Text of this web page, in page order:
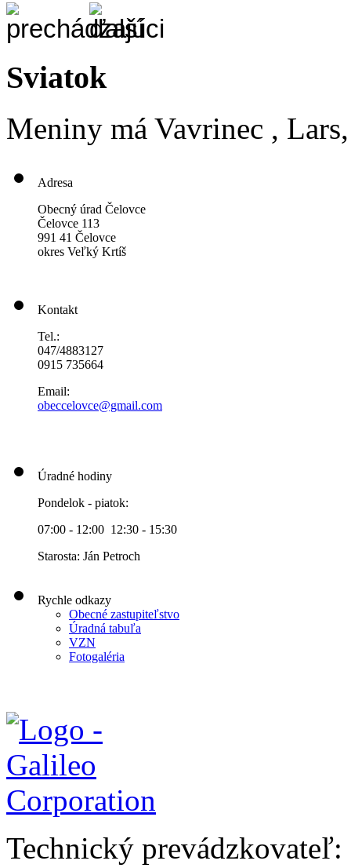
Sviatok
Meniny má Vavrinec ,
Adresa
Obecný úrad Čelovce
Čelovce 113
991 41 Čelovce
okres Veľký Krtíš
Kontakt
Tel.:
047/4883127
0915 735664
Email:
obeccelovce@gmail.com
Úradné hodiny
Pondelok - piatok:
07:00 - 12:00 12:30 - 15:30
Starosta: Ján Petroch
Rychle odkazy
Obecné zastupiteľstvo
Úradná tabuľa
VZN
Fotogaléria
Technický prevádzkovateľ: